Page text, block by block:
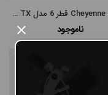
×
کارتریج Cheyenne قطر 6 مدل Magnum SE TX
ناموجود